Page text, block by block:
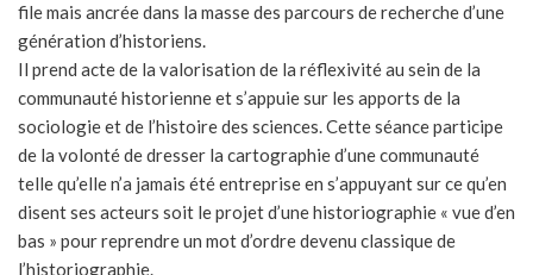
file mais ancrée dans la masse des parcours de recherche d’une
génération d’historiens.
Il prend acte de la valorisation de la réflexivité au sein de la
communauté historienne et s’appuie sur les apports de la
sociologie et de l’histoire des sciences. Cette séance participe
de la volonté de dresser la cartographie d’une communauté
telle qu’elle n’a jamais été entreprise en s’appuyant sur ce qu’en
disent ses acteurs soit le projet d’une historiographie « vue d’en
bas » pour reprendre un mot d’ordre devenu classique de
l’historiographie.